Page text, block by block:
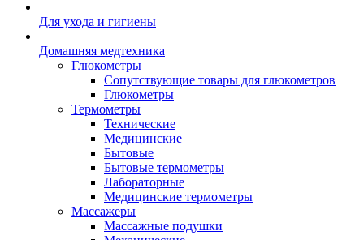
Для ухода и гигиены
Домашняя медтехника
Глюкометры
Сопутствующие товары для глюкометров
Глюкометры
Термометры
Технические
Медицинские
Бытовые
Бытовые термометры
Лабораторные
Медицинские термометры
Массажеры
Массажные подушки